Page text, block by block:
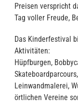
Preisen verspricht
Tag voller Freude,
Das Kinderfestival
Aktivitäten:
Hüpfburgen,
Leinwandmalerei,
örtlichen Vereine